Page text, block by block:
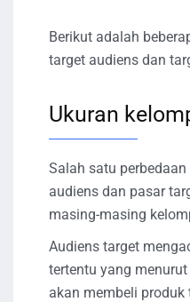
Berikut adalah
target audiens dan
Ukuran
Salah satu
audiens dan pasar
masing-masing
Audiens target
tertentu yang
akan membeli produk